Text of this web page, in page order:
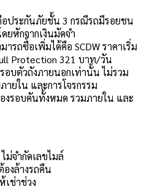
ประกันภัยชั้น 3 กรณีรถมีรอยชน
ยหักจากเงินมัดจำ
รถซื้อเพิ่มได้คือ SCDW ราคาเริ่ม
Protection 321 บาท/วัน
อบตัวถังภายนอกเท่านั้น ไม่รวม
ายใน และการโจรกรรม
งรอบคันทั้งหมด รวมภายใน และ
ม่จำกัดเลขไมล์
งล้างรถคืน
เช่าช่วง